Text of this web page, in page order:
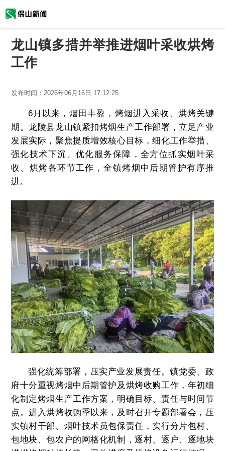
龙山镇多措并举推进烟叶采收烘烤
工作
发布时间： 2026年06月16日 17:12:25
6月以来，烟田丰盈，烤烟进入采收、烘烤关键
期。龙陵县龙山镇紧扣烤烟生产工作部署，立足产业
发展实际，聚焦提质增效核心目标，细化工作举措、
强化技术下沉、优化服务保障，全方位抓实烟叶采
收、烘烤各环节工作，全镇烤烟中后期管护有序推
进。
强化统筹部署，压实产业发展责任。镇党委、政
府十分重视烤烟中后期管护及烘烤收购工作，年初细
化制定烤烟生产工作方案，明确目标、责任与时间节
点。进入烘烤收购季以来，及时召开专题部署会，压
实镇村干部、烟叶技术员包保责任，实行分片包村、
包地块、包农户的网格化机制，逐村、逐户、逐地块